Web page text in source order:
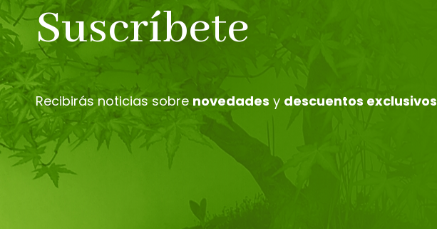
Suscríbete
Recibirás noticias sobre novedades y descuentos exclusivos